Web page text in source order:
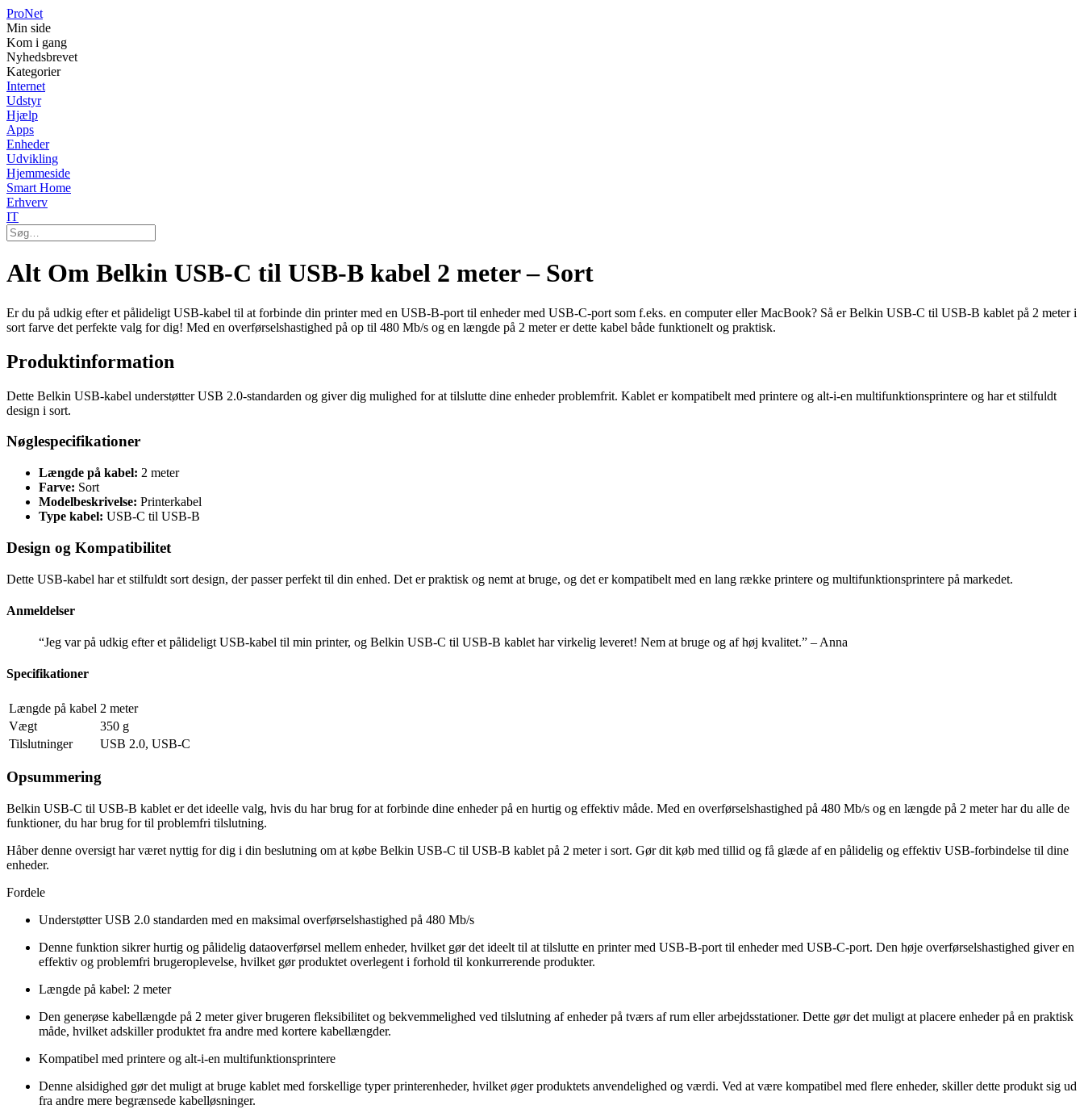
ProNet
Min side
Kom i gang
Nyhedsbrevet
Kategorier
Internet
Udstyr
Hjælp
Apps
Enheder
Udvikling
Hjemmeside
Smart Home
Erhverv
IT
Alt Om Belkin USB-C til USB-B kabel 2 meter – Sort
Er du på udkig efter et pålideligt USB-kabel til at forbinde din printer med en USB-B-port til enheder med USB-C-port som f.eks. en computer eller MacBook? Så er Belkin USB-C til USB-B kablet på 2 meter i
sort farve det perfekte valg for dig! Med en overførselshastighed på op til 480 Mb/s og en længde på 2 meter er dette kabel både funktionelt og praktisk.
Produktinformation
Dette Belkin USB-kabel understøtter USB 2.0-standarden og giver dig mulighed for at tilslutte dine enheder problemfrit. Kablet er kompatibelt med printere og alt-i-en multifunktionsprintere og har et stilfuldt
design i sort.
Nøglespecifikationer
Længde på kabel: 2 meter
Farve: Sort
Modelbeskrivelse: Printerkabel
Type kabel: USB-C til USB-B
Design og Kompatibilitet
Dette USB-kabel har et stilfuldt sort design, der passer perfekt til din enhed. Det er praktisk og nemt at bruge, og det er kompatibelt med en lang række printere og multifunktionsprintere på markedet.
Anmeldelser
“Jeg var på udkig efter et pålideligt USB-kabel til min printer, og Belkin USB-C til USB-B kablet har virkelig leveret! Nem at bruge og af høj kvalitet.” – Anna
Specifikationer
Længde på kabel 2 meter
Vægt
350 g
Tilslutninger
USB 2.0, USB-C
Opsummering
Belkin USB-C til USB-B kablet er det ideelle valg, hvis du har brug for at forbinde dine enheder på en hurtig og effektiv måde. Med en overførselshastighed på 480 Mb/s og en længde på 2 meter har du alle de
funktioner, du har brug for til problemfri tilslutning.
Håber denne oversigt har været nyttig for dig i din beslutning om at købe Belkin USB-C til USB-B kablet på 2 meter i sort. Gør dit køb med tillid og få glæde af en pålidelig og effektiv USB-forbindelse til dine
enheder.
Fordele
Understøtter USB 2.0 standarden med en maksimal overførselshastighed på 480 Mb/s
Denne funktion sikrer hurtig og pålidelig dataoverførsel mellem enheder, hvilket gør det ideelt til at tilslutte en printer med USB-B-port til enheder med USB-C-port. Den høje overførselshastighed giver en
effektiv og problemfri brugeroplevelse, hvilket gør produktet overlegent i forhold til konkurrerende produkter.
Længde på kabel: 2 meter
Den generøse kabellængde på 2 meter giver brugeren fleksibilitet og bekvemmelighed ved tilslutning af enheder på tværs af rum eller arbejdsstationer. Dette gør det muligt at placere enheder på en praktisk
måde, hvilket adskiller produktet fra andre med kortere kabellængder.
Kompatibel med printere og alt-i-en multifunktionsprintere
Denne alsidighed gør det muligt at bruge kablet med forskellige typer printerenheder, hvilket øger produktets anvendelighed og værdi. Ved at være kompatibel med flere enheder, skiller dette produkt sig ud
fra andre mere begrænsede kabelløsninger.